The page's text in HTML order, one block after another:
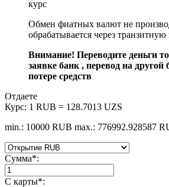
курс
Обмен фиатных валют не
обрабатывается через
Внимание! Переводите деньги
заявке банк , перевод на другой
потере средств
Отдаете
Курс: 1 RUB = 128.7013 UZS
min.: 10000 RUB max.: 776992.928587
Сумма*:
С карты*: